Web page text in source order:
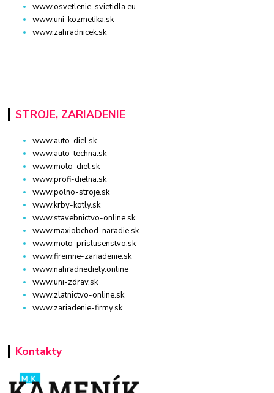
www.osvetlenie-svietidla.eu
www.uni-kozmetika.sk
www.zahradnicek.sk
STROJE, ZARIADENIE
www.auto-diel.sk
www.auto-techna.sk
www.moto-diel.sk
www.profi-dielna.sk
www.polno-stroje.sk
www.krby-kotly.sk
www.stavebnictvo-online.sk
www.maxiobchod-naradie.sk
www.moto-prislusenstvo.sk
www.firemne-zariadenie.sk
www.nahradnediely.online
www.uni-zdrav.sk
www.zlatnictvo-online.sk
www.zariadenie-firmy.sk
Kontakty